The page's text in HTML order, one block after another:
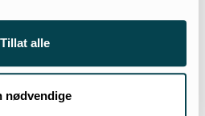
Tillat alle
nødvendige
vi ser i forhold til dyr?
Politisk arbeid og politisk
ikke der det skal være. Men